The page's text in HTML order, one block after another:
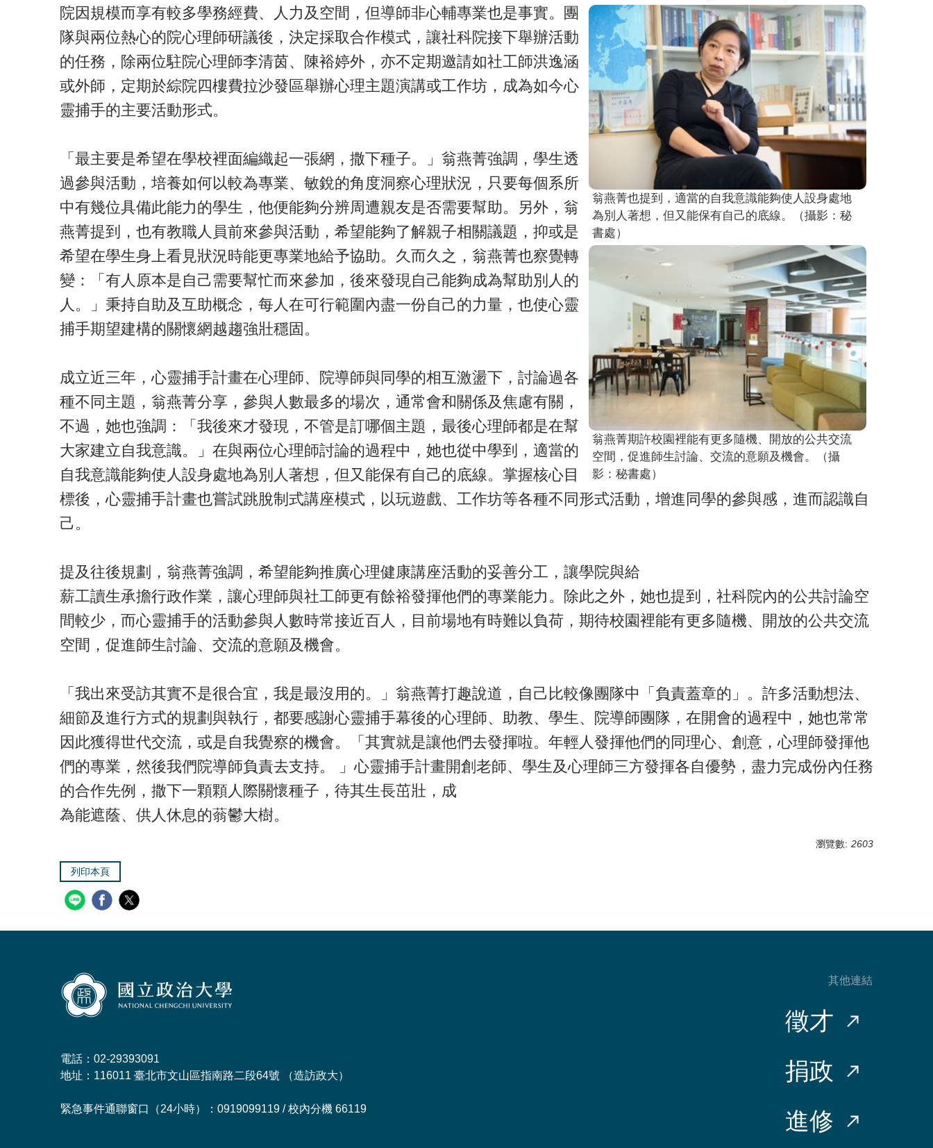
翁燕菁也提到，適當的自我意識能夠使人設身處地
為別人著想，但又能保有自己的底線。（攝影：秘
書處）
翁燕菁期許校園裡能有更多隨機、開放的公共交流
空間，促進師生討論、交流的意願及機會。（攝
影：秘書處）
院因規模而享有較多學務經費、人力及空間，但導師非心輔專業也是事實。團
隊與兩位熱心的院心理師研議後，決定採取合作模式，讓社科院接下舉辦活動
的任務，除兩位駐院心理師李清茵、陳裕婷外，亦不定期邀請如社工師洪逸涵
或外師，定期於綜院四樓費拉沙發區舉辦心理主題演講或工作坊，成為如今心
靈捕手的主要活動形式。
「最主要是希望在學校裡面編織起一張網，撒下種子。」翁燕菁強調，學生透
過參與活動，培養如何以較為專業、敏銳的角度洞察心理狀況，只要每個系所
中有幾位具備此能力的學生，他便能夠分辨周遭親友是否需要幫助。另外，翁
燕菁提到，也有教職人員前來參與活動，希望能夠了解親子相關議題，抑或是
希望在學生身上看見狀況時能更專業地給予協助。久而久之，翁燕菁也察覺轉
變：「有人原本是自己需要幫忙而來參加，後來發現自己能夠成為幫助別人的
人。」秉持自助及互助概念，每人在可行範圍內盡一份自己的力量，也使心靈
捕手期望建構的關懷網越趨強壯穩固。
成立近三年，心靈捕手計畫在心理師、院導師與同學的相互激盪下，討論過各
種不同主題，翁燕菁分享，參與人數最多的場次，通常會和關係及焦慮有關，
不過，她也強調：「我後來才發現，不管是訂哪個主題，最後心理師都是在幫
大家建立自我意識。」在與兩位心理師討論的過程中，她也從中學到，適當的
自我意識能夠使人設身處地為別人著想，但又能保有自己的底線。掌握核心目
標後，心靈捕手計畫也嘗試跳脫制式講座模式，以玩遊戲、工作坊等各種不同形式活動，增進同學的參與感，進而認識自
己。
提及往後規劃，翁燕菁強調，希望能夠推廣心理健康講座活動的妥善分工，讓學院與給
薪工讀生承擔行政作業，讓心理師與社工師更有餘裕發揮他們的專業能力。除此之外，她也提到，社科院內的公共討論空
間較少，而心靈捕手的活動參與人數時常接近百人，目前場地有時難以負荷，期待校園裡能有更多隨機、開放的公共交流
空間，促進師生討論、交流的意願及機會。
「我出來受訪其實不是很合宜，我是最沒用的。」翁燕菁打趣說道，自己比較像團隊中「負責蓋章的」。許多活動想法、
細節及進行方式的規劃與執行，都要感謝心靈捕手幕後的心理師、助教、學生、院導師團隊，在開會的過程中，她也常常
因此獲得世代交流，或是自我覺察的機會。「其實就是讓他們去發揮啦。年輕人發揮他們的同理心、創意，心理師發揮他
們的專業，然後我們院導師負責去支持。 」心靈捕手計畫開創老師、學生及心理師三方發揮各自優勢，盡力完成份內任務
的合作先例，撒下一顆顆人際關懷種子，待其生長茁壯，成
為能遮蔭、供人休息的蓊鬱大樹。
瀏覽數: 2603
列印本頁
電話：02-29393091
地址：116011 臺北市文山區指南路二段64號 （造訪政大）
緊急事件通聯窗口（24小時）：0919099119 / 校內分機 66119
其他連結
徵才
捐政
進修